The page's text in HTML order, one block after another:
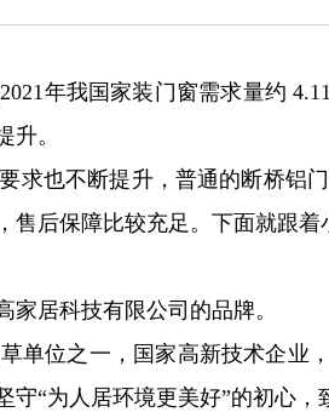
年我国家装门窗需求量约
。
求也不断提升，普通的断桥铝
后保障比较充足。下面就跟着
居科技有限公司的品牌。
单位之一，国家高新技术企业
“为人居环境更美好”的初心，